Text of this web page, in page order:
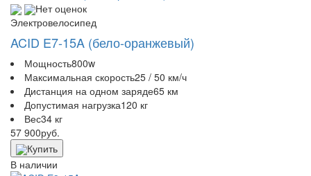
Нет оценок
Электровелосипед
ACID E7-15A (бело-оранжевый)
Мощность800w
Максимальная скорость25 / 50 км/ч
Дистанция на одном заряде65 км
Допустимая нагрузка120 кг
Вес34 кг
57 900руб.
Купить
В наличии